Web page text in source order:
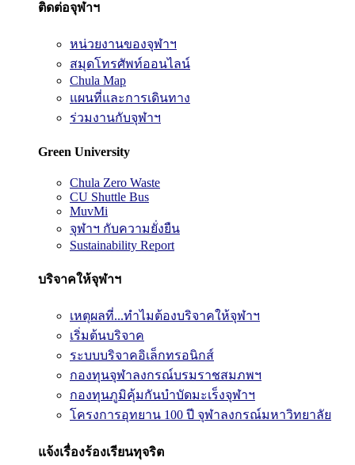
ติดต่อจุฬาฯ
หน่วยงานของจุฬาฯ
สมุดโทรศัพท์ออนไลน์
Chula Map
แผนที่และการเดินทาง
ร่วมงานกับจุฬาฯ
Green University
Chula Zero Waste
CU Shuttle Bus
MuvMi
จุฬาฯ กับความยั่งยืน
Sustainability Report
บริจาคให้จุฬาฯ
เหตุผลที่...ทำไมต้องบริจาคให้จุฬาฯ
เริ่มต้นบริจาค
ระบบบริจาคอิเล็กทรอนิกส์
กองทุนจุฬาลงกรณ์บรมราชสมภพฯ
กองทุนภูมิคุ้มกันบำบัดมะเร็งจุฬาฯ
โครงการอุทยาน 100 ปี จุฬาลงกรณ์มหาวิทยาลัย
แจ้งเรื่องร้องเรียนทุจริต